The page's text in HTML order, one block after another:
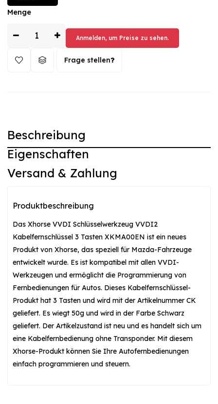
es handelt sich um eine Kabelfernbedienung ohne
Transponder. Mit diesem Xhorse-Produkt können Sie Ihre
Autofernbedienungen einfach programmieren und steuern.
Menge
Anmelden, um Preise zu sehen.
Frage stellen
Beschreibung
Eigenschaften
Versand & Zahlung
Produktbeschreibung
Das Xhorse VVDI Schlüsselwerkzeug VVDI2
Kabelfernschlüssel 3 Tasten XKMA00EN ist ein neues
Produkt von Xhorse, das speziell für Mazda-Fahrzeuge
entwickelt wurde. Es ist kompatibel mit allen VVDI-
Werkzeugen und ermöglicht die Programmierung von
Fernbedienungen für Autos. Dieses Kabelfernschlüssel-
Produkt hat 3 Tasten und wird mit der Artikelnummer CK
geliefert. Es wiegt 50g und wird in der Farbe Schwarz
geliefert. Der Artikelzustand ist neu und es handelt sich um
eine Kabelfernbedienung ohne Transponder. Mit diesem
Xhorse-Produkt können Sie Ihre Autofernbedienungen
einfach programmieren und steuern.